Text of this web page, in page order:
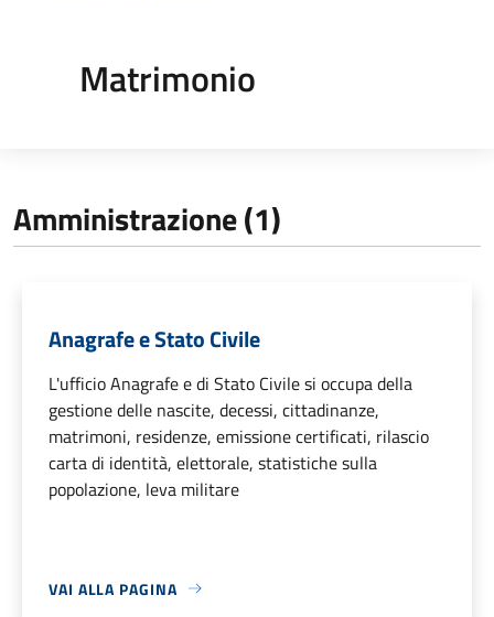
Matrimonio
Amministrazione (1)
Anagrafe e Stato Civile
L'ufficio Anagrafe e di Stato Civile si occupa della
gestione delle nascite, decessi, cittadinanze,
matrimoni, residenze, emissione certificati, rilascio
carta di identità, elettorale, statistiche sulla
popolazione, leva militare
VAI ALLA PAGINA